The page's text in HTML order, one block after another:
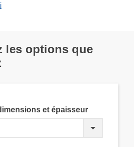
les options que
et épaisseur